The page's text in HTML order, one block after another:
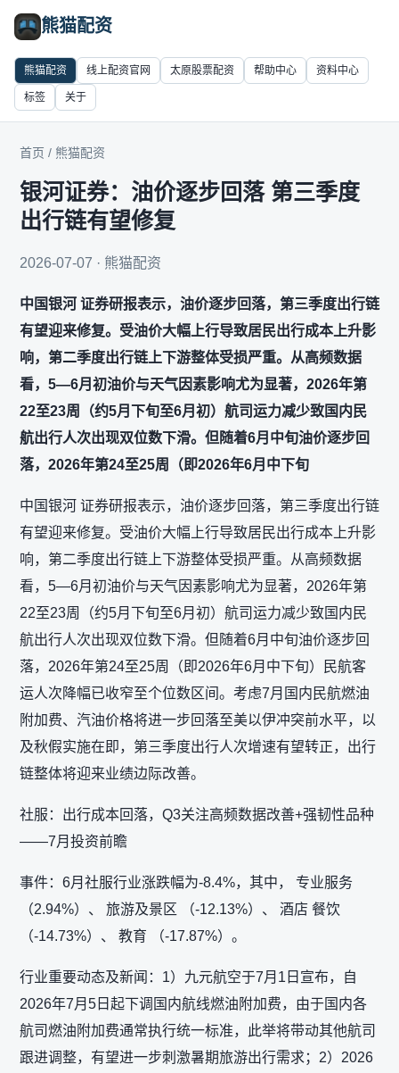
熊猫配资
熊猫配资 线上配资官网 太原股票配资 帮助中心 资料中心
标签 关于
首页 / 熊猫配资
银河证券：油价逐步回落 第三季度
出行链有望修复
2026-07-07 · 熊猫配资
中国银河 证券研报表示，油价逐步回落，第三季度出行链
有望迎来修复。受油价大幅上行导致居民出行成本上升影
响，第二季度出行链上下游整体受损严重。从高频数据
看，5—6月初油价与天气因素影响尤为显著，2026年第
22至23周（约5月下旬至6月初）航司运力减少致国内民
航出行人次出现双位数下滑。但随着6月中旬油价逐步回
落，2026年第24至25周（即2026年6月中下旬
中国银河 证券研报表示，油价逐步回落，第三季度出行链
有望迎来修复。受油价大幅上行导致居民出行成本上升影
响，第二季度出行链上下游整体受损严重。从高频数据
看，5—6月初油价与天气因素影响尤为显著，2026年第
22至23周（约5月下旬至6月初）航司运力减少致国内民
航出行人次出现双位数下滑。但随着6月中旬油价逐步回
落，2026年第24至25周（即2026年6月中下旬）民航客
运人次降幅已收窄至个位数区间。考虑7月国内民航燃油
附加费、汽油价格将进一步回落至美以伊冲突前水平，以
及秋假实施在即，第三季度出行人次增速有望转正，出行
链整体将迎来业绩边际改善。
社服：出行成本回落，Q3关注高频数据改善+强韧性品种
——7月投资前瞻
事件：6月社服行业涨跌幅为-8.4%，其中， 专业服务
（2.94%）、 旅游及景区 （-12.13%）、 酒店 餐饮
（-14.73%）、 教育 （-17.87%）。
行业重要动态及新闻：1）九元航空于7月1日宣布，自
2026年7月5日起下调国内航线燃油附加费，由于国内各
航司燃油附加费通常执行统一标准，此举将带动其他航司
跟进调整，有望进一步刺激暑期旅游出行需求；2）2026